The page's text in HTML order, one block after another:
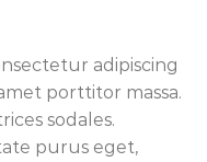
adipiscing
porttitor massa.
sodales.
purus eget,